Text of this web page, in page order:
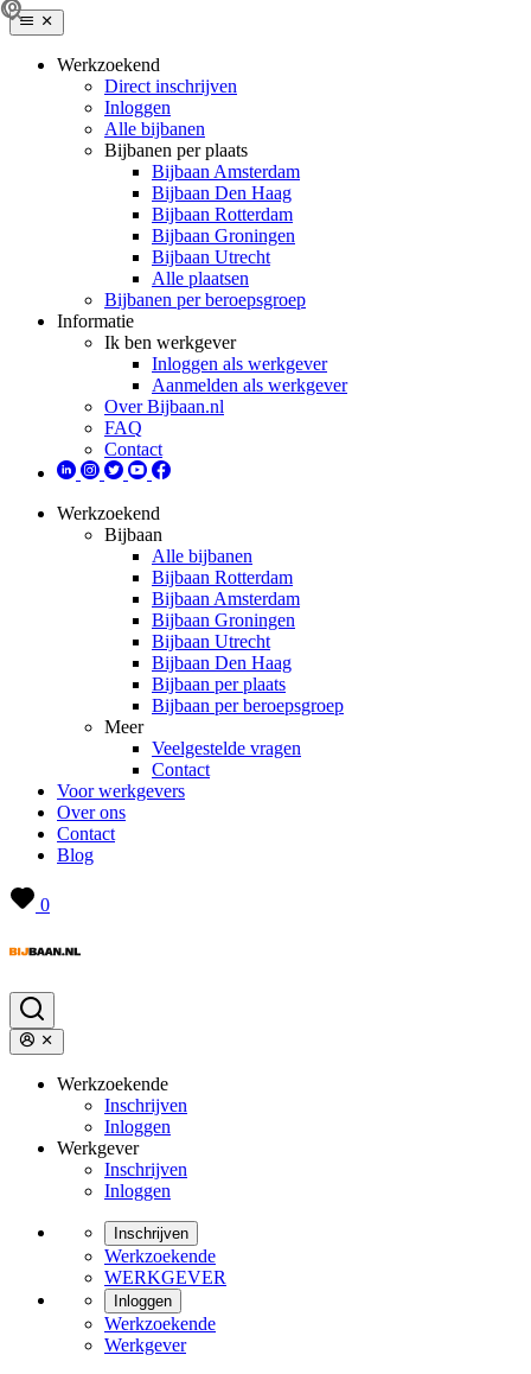
Werkzoekend
Direct inschrijven
Inloggen
Alle bijbanen
Bijbanen per plaats
Bijbaan Amsterdam
Bijbaan Den Haag
Bijbaan Rotterdam
Bijbaan Groningen
Bijbaan Utrecht
Alle plaatsen
Bijbanen per beroepsgroep
Informatie
Ik ben werkgever
Inloggen als werkgever
Aanmelden als werkgever
Over Bijbaan.nl
FAQ
Contact
Werkzoekend
Bijbaan
Alle bijbanen
Bijbaan Rotterdam
Bijbaan Amsterdam
Bijbaan Groningen
Bijbaan Utrecht
Bijbaan Den Haag
Bijbaan per plaats
Bijbaan per beroepsgroep
Meer
Veelgestelde vragen
Contact
Voor werkgevers
Over ons
Contact
Blog
0
Werkzoekende
Inschrijven
Inloggen
Werkgever
Inschrijven
Inloggen
Inschrijven
Werkzoekende
WERKGEVER
Inloggen
Werkzoekende
Werkgever